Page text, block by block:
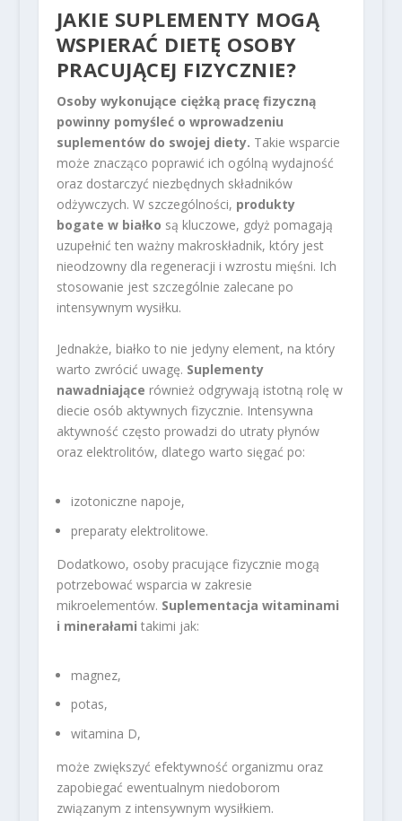
JAKIE SUPLEMENTY MOGĄ
WSPIERAĆ DIETĘ OSOBY
PRACUJĄCEJ FIZYCZNIE?
Osoby wykonujące ciężką pracę fizyczną
powinny pomyśleć o wprowadzeniu
suplementów do swojej diety. Takie wsparcie
może znacząco poprawić ich ogólną wydajność
oraz dostarczyć niezbędnych składników
odżywczych. W szczególności, produkty
bogate w białko są kluczowe, gdyż pomagają
uzupełnić ten ważny makroskładnik, który jest
nieodzowny dla regeneracji i wzrostu mięśni. Ich
stosowanie jest szczególnie zalecane po
intensywnym wysiłku.
Jednakże, białko to nie jedyny element, na który
warto zwrócić uwagę. Suplementy
nawadniające również odgrywają istotną rolę w
diecie osób aktywnych fizycznie. Intensywna
aktywność często prowadzi do utraty płynów
oraz elektrolitów, dlatego warto sięgać po:
izotoniczne napoje,
preparaty elektrolitowe.
Dodatkowo, osoby pracujące fizycznie mogą
potrzebować wsparcia w zakresie
mikroelementów. Suplementacja witaminami
i minerałami takimi jak:
magnez,
potas,
witamina D,
może zwiększyć efektywność organizmu oraz
zapobiegać ewentualnym niedoborom
związanym z intensywnym wysiłkiem.